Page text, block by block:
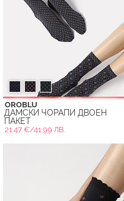
OROBLU
ДАМСКИ ЧОРАПИ ДВОЕН
ПАКЕТ
21.47 €/41.99 ЛВ.